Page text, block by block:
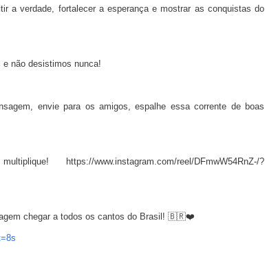
a verdade, fortalecer a esperança e mostrar as conquistas do
não desistimos nunca!
envie para os amigos, espalhe essa corrente de boas
www.instagram.com/reel/DFmwW54RnZ-/?
chegar a todos os cantos do Brasil! 🇧🇷❤️